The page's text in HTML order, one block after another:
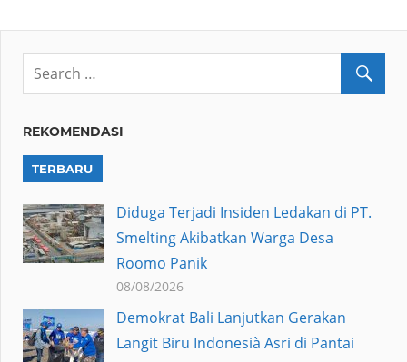
REKOMENDASI
TERBARU
Diduga Terjadi Insiden Ledakan di PT.
Smelting Akibatkan Warga Desa
Roomo Panik
08/08/2026
Demokrat Bali Lanjutkan Gerakan
Langit Biru Indonesià Asri di Pantai